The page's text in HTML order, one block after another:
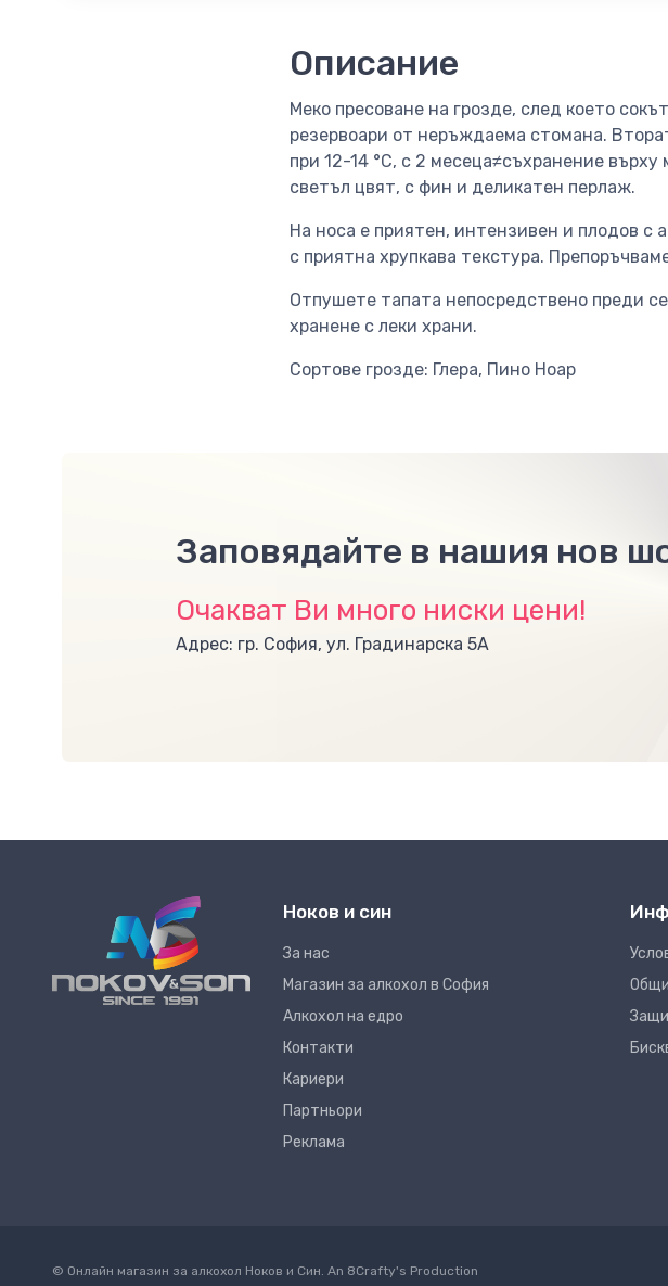
Описание
Меко пресоване на грозде, след което
резервоари от неръждаема стомана.
при 12-14 °C, с 2 месеца≠съхранение
светъл цвят, с фин и деликатен перлаж.
На носа е приятен, интензивен и плодов с
с приятна хрупкава текстура.
Отпушете тапата непосредствено преди
хранене с леки храни.
Сортове грозде: Глера, Пино Ноар
Заповядайте в нашия нов
Очакват Ви много ниски цени!
Адрес: гр. София, ул. Градинарска 5А
Ноков и син
За нас
Магазин за алкохол в София
Алкохол на едро
Контакти
Кариери
Партньори
Реклама
© Онлайн магазин за алкохол Ноков и Син. An 8Crafty's Production